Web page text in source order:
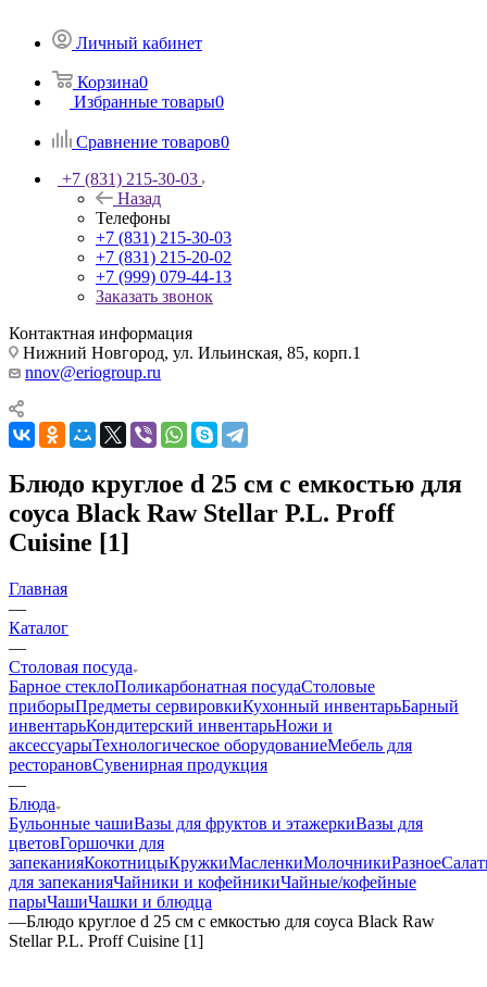
Личный кабинет
Корзина0
Избранные товары0
Сравнение товаров0
+7 (831) 215-30-03
Назад
Телефоны
+7 (831) 215-30-03
+7 (831) 215-20-02
+7 (999) 079-44-13
Заказать звонок
Контактная информация
Нижний Новгород, ул. Ильинская, 85, корп.1
nnov@eriogroup.ru
Блюдо круглое d 25 см c емкостью для
соуса Black Raw Stellar P.L. Proff
Cuisine [1]
Главная
—
Каталог
—
Столовая посуда
Барное стеклоПоликарбонатная посудаСтоловые
приборыПредметы сервировкиКухонный инвентарьБарный
инвентарьКондитерский инвентарьНожи и
аксессуарыТехнологическое оборудованиеМебель для
ресторановСувенирная продукция
—
Блюда
Бульонные чашиВазы для фруктов и этажеркиВазы для
цветовГоршочки для
запеканияКокотницыКружкиМасленкиМолочникиРазное
для запеканияЧайники и кофейникиЧайные/кофейные
парыЧашиЧашки и блюдца
—Блюдо круглое d 25 см c емкостью для соуса Black Raw
Stellar P.L. Proff Cuisine [1]